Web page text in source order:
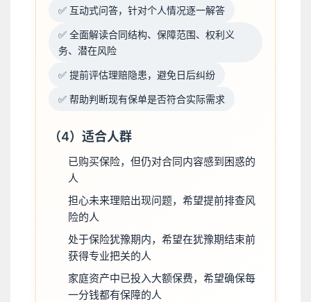
✅ 互动式问答，针对个人情况逐一解答
✅ 全面解读合同结构、保障范围、权利义
务、潜在风险
✅ 提前评估理赔隐患，避免日后纠纷
✅ 帮助判断现有保单是否符合实际需求
（4）适合人群
已购买保险，但仍对合同内容感到困惑的
人
担心未来理赔出现问题，希望提前排查风
险的人
处于保险犹豫期内，希望在犹豫期结束前
获得专业把关的人
家庭资产中已投入大额保费，希望确保每
一分钱都有保障的人